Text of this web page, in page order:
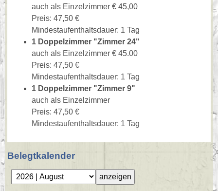
auch als Einzelzimmer € 45,00
Preis: 47,50 €
Mindestaufenthaltsdauer: 1 Tag
1 Doppelzimmer "Zimmer 24"
auch als Einzelzimmer € 45.00
Preis: 47,50 €
Mindestaufenthaltsdauer: 1 Tag
1 Doppelzimmer "Zimmer 9"
auch als Einzelzimmer
Preis: 47,50 €
Mindestaufenthaltsdauer: 1 Tag
Belegtkalender